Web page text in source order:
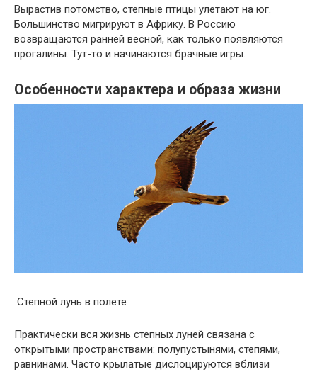
Вырастив потомство, степные птицы улетают на юг.
Большинство мигрируют в Африку. В Россию
возвращаются ранней весной, как только появляются
прогалины. Тут-то и начинаются брачные игры.
Особенности характера и образа жизни
Степной лунь в полете
Практически вся жизнь степных луней связана с
открытыми пространствами: полупустынями, степями,
равнинами. Часто крылатые дислоцируются вблизи